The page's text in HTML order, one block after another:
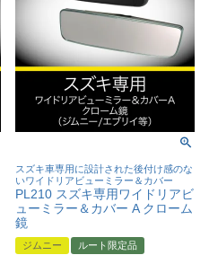
スズキ車専用に設計された後付け感のな
いワイドリアビューミラー＆カバー
PL210 スズキ専用ワイドリアビ
ューミラー＆カバー A クローム
鏡
ジムニー ルート限定品